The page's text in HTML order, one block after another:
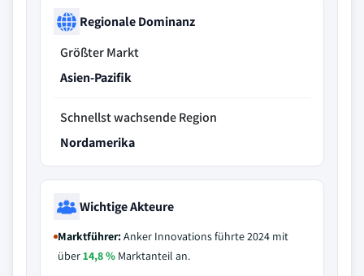
Regionale Dominanz
Größter Markt
Asien-Pazifik
Schnellst wachsende Region
Nordamerika
Wichtige Akteure
Marktführer:Anker Innovations führte 2024 mit
über14,8 % Marktanteil an.